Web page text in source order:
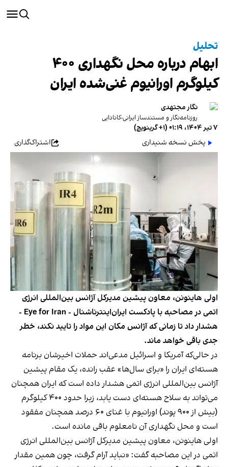
تحلیل
ابهام درباره محل نگهداری ۴۰۰
کیلوگرم اورانیوم غنی‌شده ایران
نگار مجتهدی
روزنامه‌نگار و مستندساز ایرانی-کانادایی
۷ تیر ۱۴۰۴، ۰۱:۱۹ (‎+۱ گرینویچ)
پخش نسخه شنیداری
اشتراک‌گذاری
اولی هاینونن، معاون پیشین مدیرکل آژانس بین‌المللی انرژی
اتمی در مصاحبه با پادکست ایران‌اینترناشنال - Eye for Iran -
هشدار داد تا زمانی که آژانس مکان این مواد را تایید نکند، خطر
جدی باقی خواهد ماند.
در حالی‌که آمریکا و اسرائیل مدعی‌اند حملات اخیرشان برنامه
هسته‌ای ایران را «برای سال‌ها» عقب رانده، یک مقام پیشین
آژانس بین‌المللی انرژی اتمی هشدار داده است که ایران همچنان
می‌تواند به سلاح هسته‌ای دست یابد، زیرا حدود ۴۰۰ کیلوگرم
(بیش از ۹۰۰ پوند) اورانیوم با غنای ۶۰ درصد همچنان مفقود
است و محل نگهداری آن نامعلوم باقی مانده است.
اولی هاینونن، معاون پیشین مدیرکل آژانس بین‌المللی انرژی
اتمی در این مصاحبه گفت: «نباید آرام گرفت، چون همین مقدار